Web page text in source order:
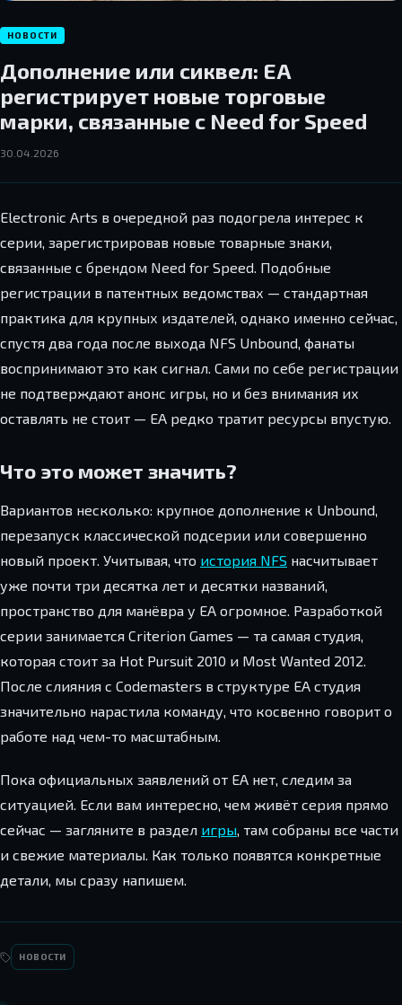
НОВОСТИ
Дополнение или сиквел: EA
регистрирует новые торговые
марки, связанные с Need for Speed
30.04.2026
Electronic Arts в очередной раз подогрела интерес к
серии, зарегистрировав новые товарные знаки,
связанные с брендом Need for Speed. Подобные
регистрации в патентных ведомствах — стандартная
практика для крупных издателей, однако именно сейчас,
спустя два года после выхода NFS Unbound, фанаты
воспринимают это как сигнал. Сами по себе регистрации
не подтверждают анонс игры, но и без внимания их
оставлять не стоит — EA редко тратит ресурсы впустую.
Что это может значить?
Вариантов несколько: крупное дополнение к Unbound,
перезапуск классической подсерии или совершенно
новый проект. Учитывая, что история NFS насчитывает
уже почти три десятка лет и десятки названий,
пространство для манёвра у EA огромное. Разработкой
серии занимается Criterion Games — та самая студия,
которая стоит за Hot Pursuit 2010 и Most Wanted 2012.
После слияния с Codemasters в структуре EA студия
значительно нарастила команду, что косвенно говорит о
работе над чем-то масштабным.
Пока официальных заявлений от EA нет, следим за
ситуацией. Если вам интересно, чем живёт серия прямо
сейчас — загляните в раздел игры, там собраны все части
и свежие материалы. Как только появятся конкретные
детали, мы сразу напишем.
НОВОСТИ